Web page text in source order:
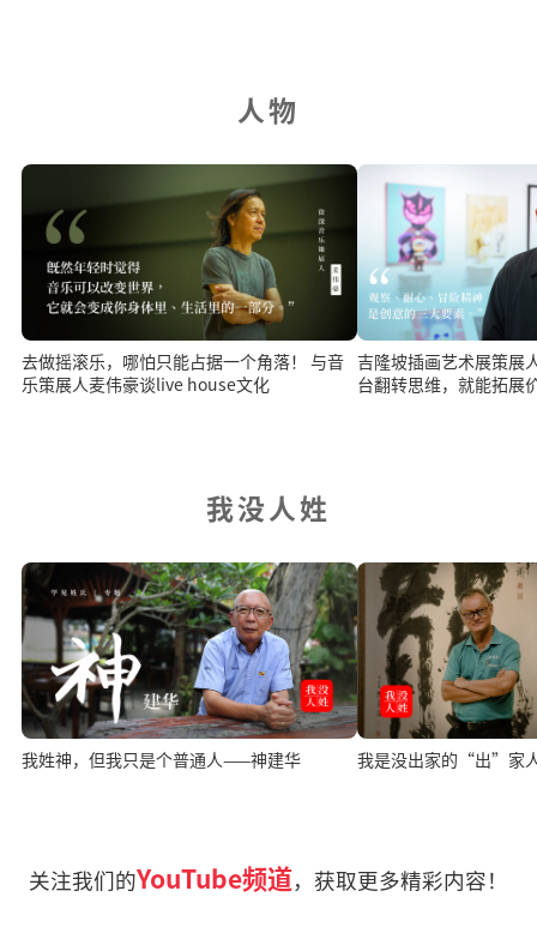
人物
去做摇滚乐，哪怕只能占据一个角落！ 与音
乐策展人麦伟豪谈live house文化
吉隆坡插画艺术展策展
台翻转思维，就能拓展
我没人姓
我姓神，但我只是个普通人——神建华 我是没出家的“出”家
关注我们的YouTube频道，获取更多精彩内容！